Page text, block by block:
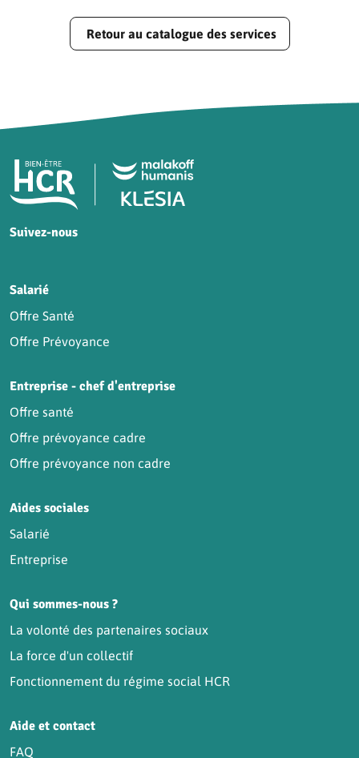
Retour au catalogue des services
Pied de page HCR Bien-Être
Suivez-nous
Salarié
Offre Santé
Offre Prévoyance
Entreprise - chef d'entreprise
Offre santé
Offre prévoyance cadre
Offre prévoyance non cadre
Aides sociales
Salarié
Entreprise
Qui sommes-nous ?
La volonté des partenaires sociaux
La force d'un collectif
Fonctionnement du régime social HCR
Aide et contact
FAQ